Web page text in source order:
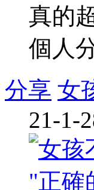
真的
個人
分享 女
21-1-